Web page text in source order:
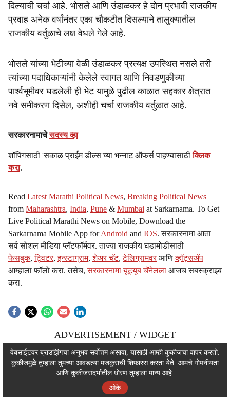
दिल्याची चर्चा आहे. भोसले आणि उंडाळकर हे दोन प्रभावी राजकीय
प्रवाह अनेक वर्षांनंतर एका चौकटीत दिसल्याने तालुक्यातील
राजकीय वर्तुळाचे लक्ष वेधले गेले आहे.
भोसले यांच्या भेटीच्या वेळी उंडाळकर प्रत्यक्ष उपस्थित नसले तरी
त्यांच्या पदाधिकाऱ्यांनी केलेले स्वागत आणि निवडणुकीच्या
पार्श्वभूमीवर घडलेली ही भेट यामुळे पुढील काळात सहकार क्षेत्रात
नवे समीकरण दिसेल, अशीही चर्चा राजकीय वर्तुळात आहे.
सरकारनामाचेसदस्य व्हा
शॉपिंगसाठी 'सकाळ प्राईम डील्स'च्या भन्नाट ऑफर्स पाहण्यासाठीक्लिक
करा.
Read Latest Marathi Political News, Breaking Political News
from Maharashtra, India, Pune & Mumbai at Sarkarnama. To Get
Live Political Marathi News on Mobile, Download the
Sarkarnama Mobile App forAndroid and IOS. सरकारनामा आता
सर्व सोशल मीडिया प्लॅटफॉर्मवर. ताज्या राजकीय घडामोडींसाठी
फेसबुक,ट्विटर,इन्स्टाग्राम,शेअर चॅट,टेलिग्रामवर आणिव्हॉट्सॲप
आम्हाला फॉलो करा. तसेच,सरकारनामा यूट्यूब चॅनेलला आजच सबस्क्राइब
करा.
ADVERTISEMENT / WIDGET
ADVERTISEMENT / WIDGET
ADVERTISEMENT / WIDGET
वेबसाईटवर ब्राउझिंगचा अनुभव सर्वोत्तम असावा, यासाठी आम्ही कुकीजचा वापर करतो.
कुकीजमुळे तुम्हाला तुमच्या आवडत्या मजकुराची शिफारस करता येते. आमचे गोपनीयता
आणि कुकीजसंदर्भातील धोरण तुम्हाला मान्य आहे.
ओके